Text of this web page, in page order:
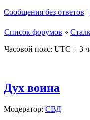
Сообщения без ответов |
Список форумов »
Часовой пояс: UTC + 3
Дух воина
Модератор: СВД